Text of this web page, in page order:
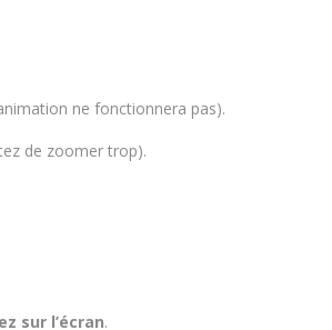
ne fonctionnera pas).
de zoomer trop).
sur l’écran.